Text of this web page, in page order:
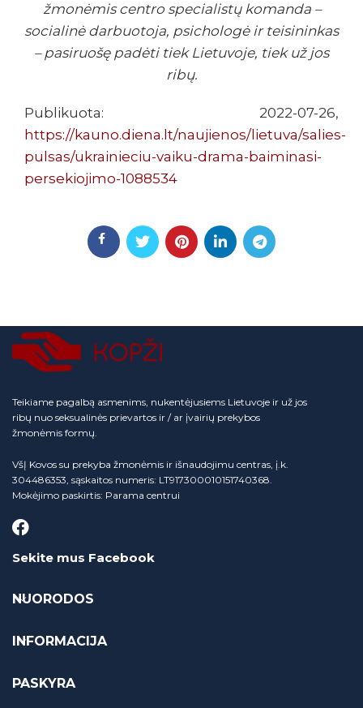
žmonėmis centro specialistų komanda –
socialinė darbuotoja, psichologė ir teisininkas
– pasiruošę padėti tiek Lietuvoje, tiek už jos
ribų.
Publikuota: 2022-07-26,
https://kauno.diena.lt/naujienos/lietuva/salies-
pulsas/ukrainieciu-vaiku-drama-baiminasi-
persekiojimo-1088534
Teikiame pagalbą asmenims, nukentėjusiems Lietuvoje ir už jos
ribų nuo seksualinės prievartos ir / ar įvairių prekybos
žmonėmis formų.
VšĮ Kovos su prekyba žmonėmis ir išnaudojimu centras, į.k.
304486353, sąskaitos numeris: LT917300010151740368.
Mokėjimo paskirtis: Parama centrui
Sekite mus Facebook
NUORODOS
INFORMACIJA
PASKYRA